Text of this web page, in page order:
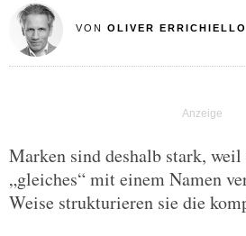
VON OLIVER ERRICHIELLO
Marken sind deshalb stark,
„gleiches“ mit einem Namen
Weise strukturieren sie die